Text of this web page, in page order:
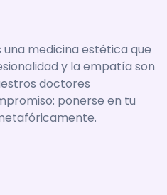
medicina estética que
y la empatía son
doctores
ponerse en tu